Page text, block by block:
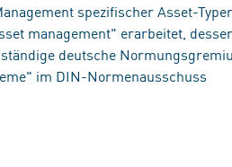
spezifischer Asset-
management" erarbeitet,
deutsche
im DIN-Normenausschuss